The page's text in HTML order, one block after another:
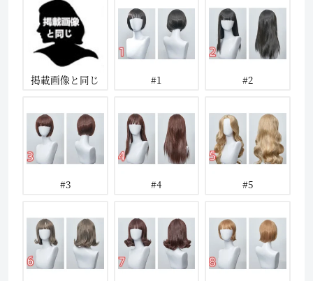
掲載画像と同じ #1 #2
#3 #4 #5